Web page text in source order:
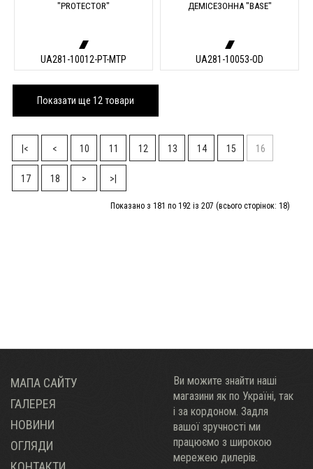
"PROTECTOR"
UA281-10012-PT-MTP
ДЕМІСЕЗОННА "BASE"
UA281-10053-OD
Показати ще 12 товари
|< < 10 11 12 13 14 15 16
17 18 > >|
Показано з 181 по 192 із 207 (всього сторінок: 18)
МАПА САЙТУ
ГАЛЕРЕЯ
НОВИНИ
ОГЛЯДИ
Ви можите знайти наші
магазини як по Украïні, так
і за кордоном. Задля
вашої зручності ми
працюємо з широкою
мережею дилерів.